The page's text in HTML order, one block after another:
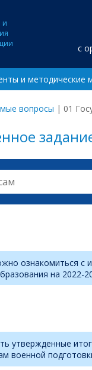
и
с
и методические
вопросы | 01
ознакомиться с
на 2022-
утвержденные
военной